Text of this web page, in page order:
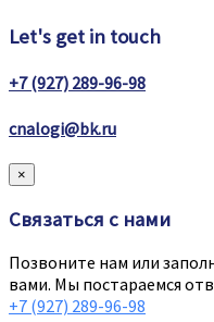
Let's get in touch
+7 (927) 289-96-98
cnalogi@bk.ru
×
Связаться с нами
Позвоните нам или
вами. Мы постараемся
+7 (927) 289-96-98